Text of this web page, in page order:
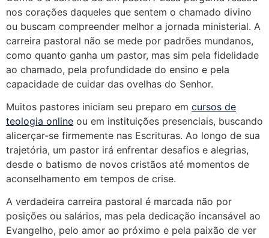
nos corações daqueles que sentem o chamado divino
ou buscam compreender melhor a jornada ministerial. A
carreira pastoral não se mede por padrões mundanos,
como quanto ganha um pastor, mas sim pela fidelidade
ao chamado, pela profundidade do ensino e pela
capacidade de cuidar das ovelhas do Senhor.
Muitos pastores iniciam seu preparo em cursos de
teologia online ou em instituições presenciais, buscando
alicerçar-se firmemente nas Escrituras. Ao longo de sua
trajetória, um pastor irá enfrentar desafios e alegrias,
desde o batismo de novos cristãos até momentos de
aconselhamento em tempos de crise.
A verdadeira carreira pastoral é marcada não por
posições ou salários, mas pela dedicação incansável ao
Evangelho, pelo amor ao próximo e pela paixão de ver